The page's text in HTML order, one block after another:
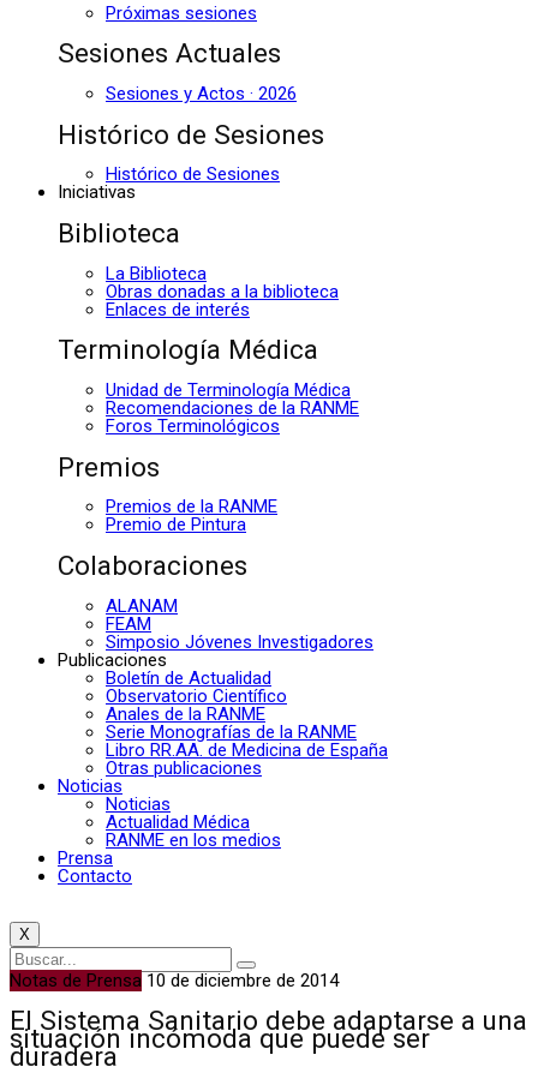
Próximas sesiones
Sesiones Actuales
Sesiones y Actos · 2026
Histórico de Sesiones
Histórico de Sesiones
Iniciativas
Biblioteca
La Biblioteca
Obras donadas a la biblioteca
Enlaces de interés
Terminología Médica
Unidad de Terminología Médica
Recomendaciones de la RANME
Foros Terminológicos
Premios
Premios de la RANME
Premio de Pintura
Colaboraciones
ALANAM
FEAM
Simposio Jóvenes Investigadores
Publicaciones
Boletín de Actualidad
Observatorio Científico
Anales de la RANME
Serie Monografías de la RANME
Libro RR.AA. de Medicina de España
Otras publicaciones
Noticias
Noticias
Actualidad Médica
RANME en los medios
Prensa
Contacto
X
Notas de Prensa 10 de diciembre de 2014
El Sistema Sanitario debe adaptarse a una
situación incómoda que puede ser
duradera